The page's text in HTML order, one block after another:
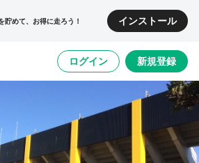
貯めて、お得に走ろう！ インストール
ログイン 新規登録